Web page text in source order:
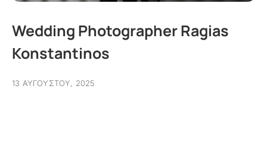
Wedding Photographer Ragias
Konstantinos
13 ΑΥΓΟΎΣΤΟΥ, 2025